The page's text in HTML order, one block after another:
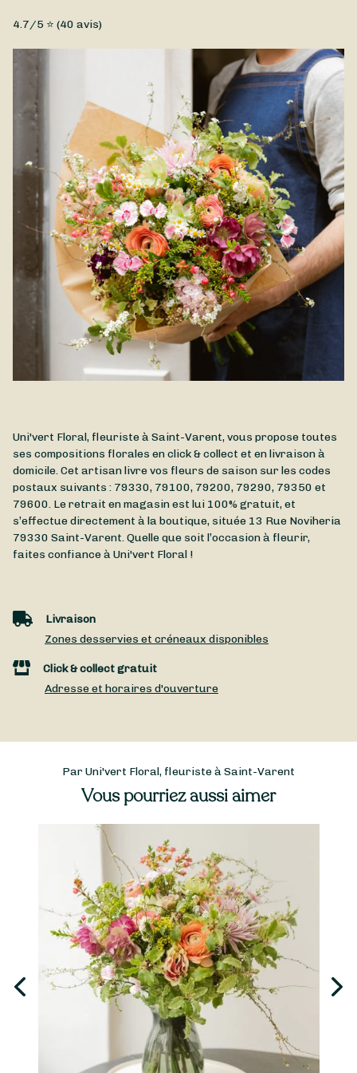
Pour sa fête, offrez à votre grand-père ce bouquet plein de
tendresse, réalisé par Uni'vert Floral ! Composé de fleurs
fraîches aux couleurs douces et joyeuses, ce bouquet est une
attention délicate qui illuminera sa journée. Parfait pour
exprimer à votre papi tout votre amour, le Bouquet Fête des
Grands-Pères est disponible à la livraison à Saint-Varent et
proximité.
4.7/5 ⭐ (40 avis)
Uni'vert Floral, fleuriste à Saint-Varent, vous propose toutes
ses compositions florales en click & collect et en livraison à
domicile. Cet artisan livre vos fleurs de saison sur les codes
postaux suivants : 79330, 79100, 79200, 79290, 79350 et
79600. Le retrait en magasin est lui 100% gratuit, et
s’effectue directement à la boutique, située 13 Rue Noviheria
79330 Saint-Varent. Quelle que soit l’occasion à fleurir,
faites confiance à Uni'vert Floral !
Livraison
Zones desservies et créneaux disponibles
Click & collect gratuit
Adresse et horaires d'ouverture
Par Uni'vert Floral, fleuriste à Saint-Varent
Vous pourriez aussi aimer